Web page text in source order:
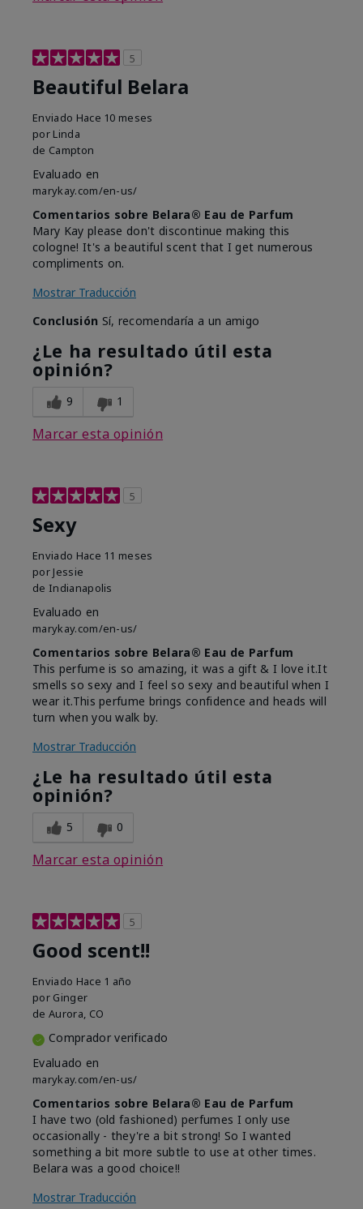
5
Beautiful Belara
Enviado Hace 10 meses
por Linda
de Campton
Evaluado en
marykay.com/en-us/
Comentarios sobre Belara® Eau de Parfum
Mary Kay please don't discontinue making this
cologne! It's a beautiful scent that I get numerous
compliments on.
Mostrar Traducción
Conclusión Sí, recomendaría a un amigo
¿Le ha resultado útil esta
opinión?
9 1
Marcar esta opinión
5
Sexy
Enviado Hace 11 meses
por Jessie
de Indianapolis
Evaluado en
marykay.com/en-us/
Comentarios sobre Belara® Eau de Parfum
This perfume is so amazing, it was a gift & I love it.It
smells so sexy and I feel so sexy and beautiful when I
wear it.This perfume brings confidence and heads will
turn when you walk by.
Mostrar Traducción
¿Le ha resultado útil esta
opinión?
5 0
Marcar esta opinión
5
Good scent!!
Enviado Hace 1 año
por Ginger
de Aurora, CO
Comprador verificado
Evaluado en
marykay.com/en-us/
Comentarios sobre Belara® Eau de Parfum
I have two (old fashioned) perfumes I only use
occasionally - they're a bit strong! So I wanted
something a bit more subtle to use at other times.
Belara was a good choice!!
Mostrar Traducción